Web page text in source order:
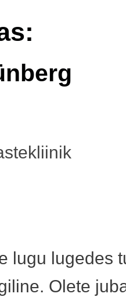
lugu lugedes
Olete